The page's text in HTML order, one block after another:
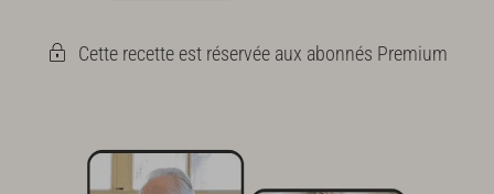
Cette recette est réservée aux abonnés Premium